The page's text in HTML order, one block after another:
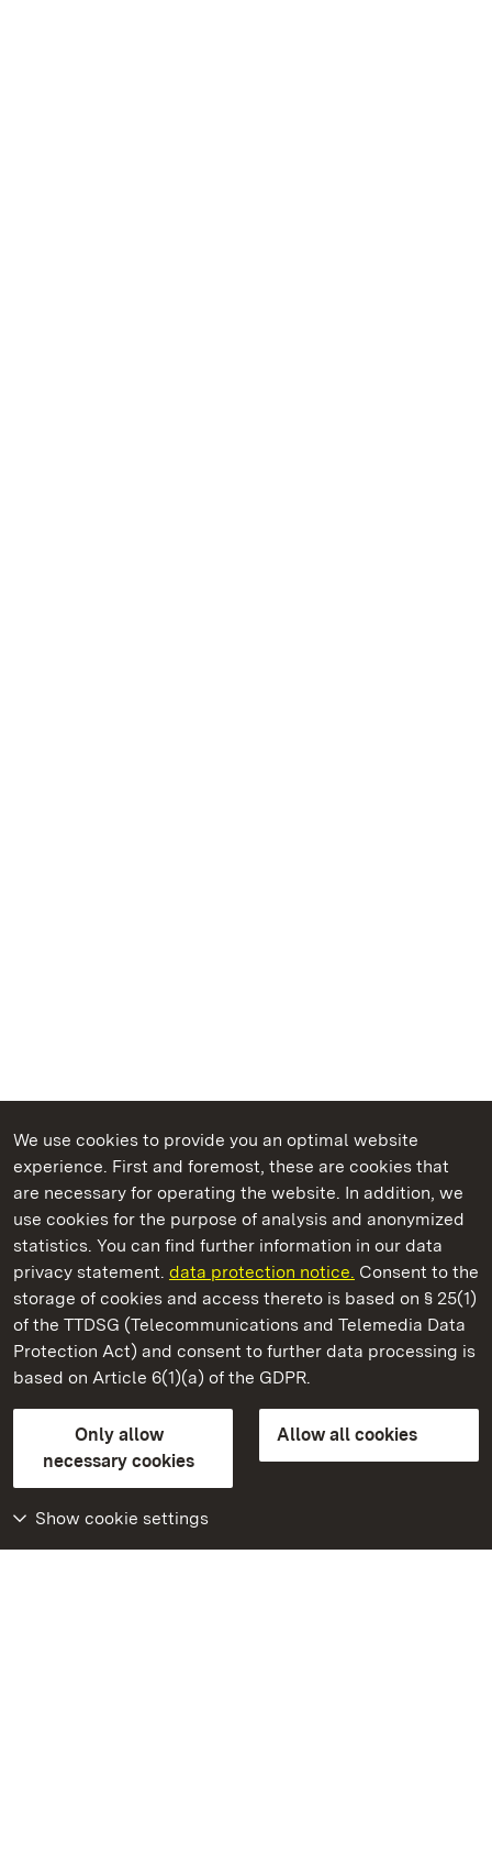
We use cookies to provide you an optimal website
experience. First and foremost, these are cookies that
are necessary for operating the website. In addition, we
use cookies for the purpose of analysis and anonymized
statistics. You can find further information in our data
privacy statement. data protection notice. Consent to the
storage of cookies and access thereto is based on § 25(1)
of the TTDSG (Telecommunications and Telemedia Data
Protection Act) and consent to further data processing is
based on Article 6(1)(a) of the GDPR.
Only allow
necessary cookies
Allow all cookies
Show cookie settings
State Palaces and Gardens of Baden-Wuerttemberg
Solitude Palace
State Palaces and Gardens of Baden-Wuerttemberg
FAQMasthead Data protection
Declaration on barrier-free access
BITV-konform (geprüfte Seiten)